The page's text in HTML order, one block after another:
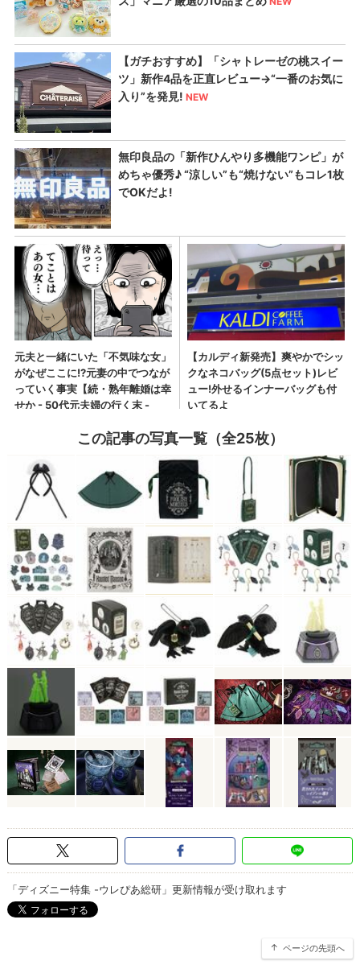
この記事の写真一覧（全25枚）
「ディズニー特集 -ウレぴあ総研」更新情報が受け取れます
ページの先頭へ